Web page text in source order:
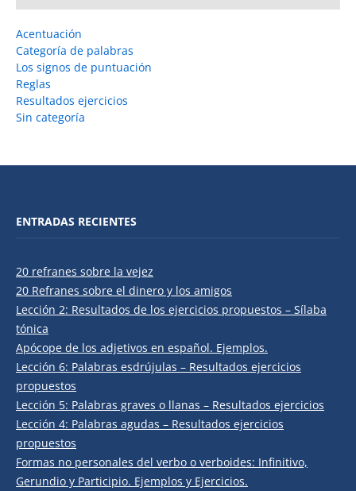
Acentuación
Categoría de palabras
Los signos de puntuación
Reglas
Resultados ejercicios
Sin categoría
ENTRADAS RECIENTES
20 refranes sobre la vejez
20 Refranes sobre el dinero y los amigos
Lección 2: Resultados de los ejercicios propuestos – Sílaba
tónica
Apócope de los adjetivos en español. Ejemplos.
Lección 6: Palabras esdrújulas – Resultados ejercicios
propuestos
Lección 5: Palabras graves o llanas – Resultados ejercicios
Lección 4: Palabras agudas – Resultados ejercicios
propuestos
Formas no personales del verbo o verboides: Infinitivo,
Gerundio y Participio. Ejemplos y Ejercicios.